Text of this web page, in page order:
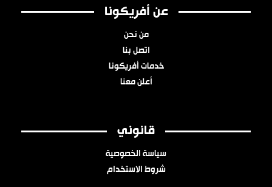
عن أفريكونا
من نحن
اتصل بنا
خدمات أفريكونا
أعلن معنا
قانوني
سياسة الخصوصية
شروط الاستخدام